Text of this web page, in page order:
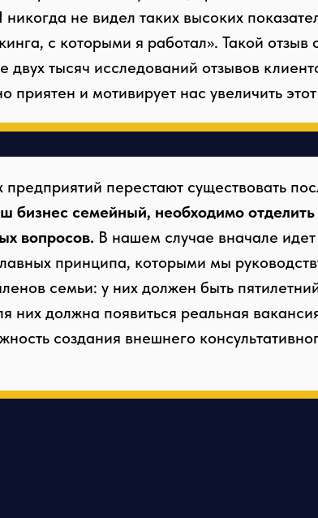
но вы не можете научить их
идет изнутри. И если это не ваше,
услуг. Станьте лучше рыбаком,
не видел таких высоких
с которыми я работал». Такой отзыв
двух тысяч исследований отзывов
приятен и мотивирует нас увеличить
перестают существовать
бизнес семейный, необходимо
вопросов. В нашем случае вначале идет
принципа, которыми мы
семьи: у них должен быть
них должна появиться реальная
создания внешнего